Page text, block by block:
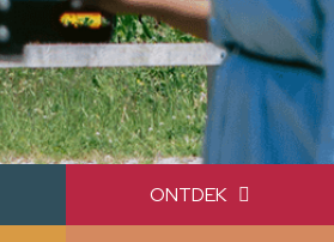
ONTDEK